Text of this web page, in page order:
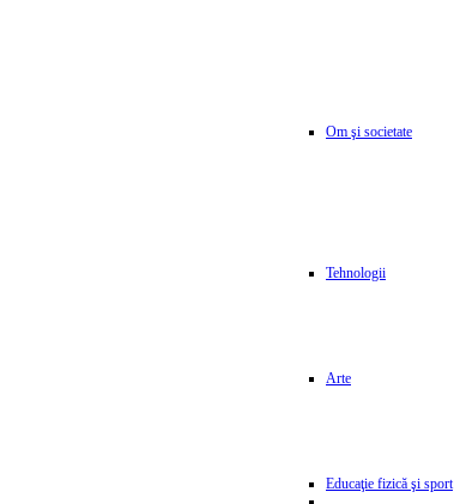
Om şi societate
Tehnologii
Arte
Educaţie fizică şi sport